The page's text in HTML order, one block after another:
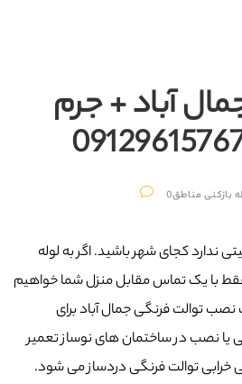
آباد + جرم
بازکنی مناطق0
کجای شهر باشید. اگر به لوله
فقط با یک تماس مقابل منزل شما خواهیم
توالت فرنگی جمال آباد برای
نصب در ساختمان های نوساز تعمیر
خرابی توالت فرنگی دردساز می شود.